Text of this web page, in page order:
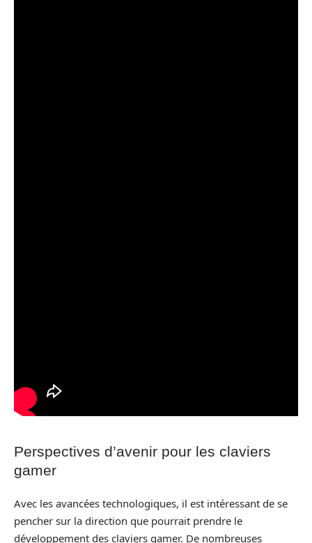
Perspectives d’avenir pour les claviers
gamer
Avec les avancées technologiques, il est intéressant de se
pencher sur la direction que pourrait prendre le
développement des claviers gamer. De nombreuses